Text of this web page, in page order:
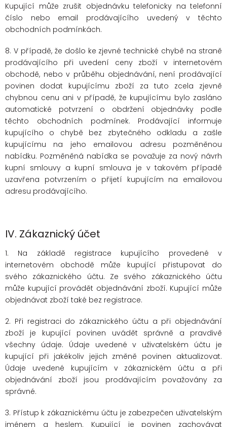
Kupující může zrušit objednávku telefonicky na telefonní
číslo nebo email prodávajícího uvedený v těchto
obchodních podmínkách.
8. V případě, že došlo ke zjevné technické chybě na straně
prodávajícího při uvedení ceny zboží v internetovém
obchodě, nebo v průběhu objednávání, není prodávající
povinen dodat kupujícímu zboží za tuto zcela zjevně
chybnou cenu ani v případě, že kupujícímu bylo zasláno
automatické potvrzení o obdržení objednávky podle
těchto obchodních podmínek. Prodávající informuje
kupujícího o chybě bez zbytečného odkladu a zašle
kupujícímu na jeho emailovou adresu pozměněnou
nabídku. Pozměněná nabídka se považuje za nový návrh
kupní smlouvy a kupní smlouva je v takovém případě
uzavřena potvrzením o přijetí kupujícím na emailovou
adresu prodávajícího.
IV. Zákaznický účet
1. Na základě registrace kupujícího provedené v
internetovém obchodě může kupující přistupovat do
svého zákaznického účtu. Ze svého zákaznického účtu
může kupující provádět objednávání zboží. Kupující může
objednávat zboží také bez registrace.
2. Při registraci do zákaznického účtu a při objednávání
zboží je kupující povinen uvádět správně a pravdivě
všechny údaje. Údaje uvedené v uživatelském účtu je
kupující při jakékoliv jejich změně povinen aktualizovat.
Údaje uvedené kupujícím v zákaznickém účtu a při
objednávání zboží jsou prodávajícím považovány za
správné.
3. Přístup k zákaznickému účtu je zabezpečen uživatelským
jménem a heslem. Kupující je povinen zachovávat